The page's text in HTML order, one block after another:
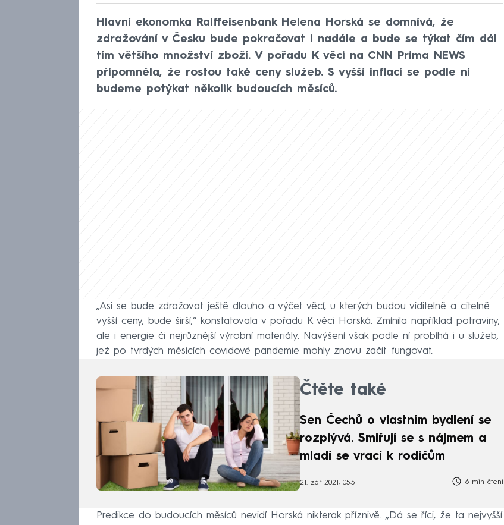
Hlavní ekonomka Raiffeisenbank Helena Horská se domnívá, že
zdražování v Česku bude pokračovat i nadále a bude se týkat čím dál
tím většího množství zboží. V pořadu K věci na CNN Prima NEWS
připomněla, že rostou také ceny služeb. S vyšší inflací se podle ní
budeme potýkat několik budoucích měsíců.
„Asi se bude zdražovat ještě dlouho a výčet věcí, u kterých budou viditelně a citelně
vyšší ceny, bude širší,“ konstatovala v pořadu K věci Horská. Zmínila například potraviny,
ale i energie či nejrůznější výrobní materiály. Navýšení však podle ní probíhá i u služeb,
jež po tvrdých měsících covidové pandemie mohly znovu začít fungovat.
Čtěte také
Sen Čechů o vlastním bydlení se
rozplývá. Smiřují se s nájmem a
mladí se vrací k rodičům
21. zář 2021, 05:51 6 min čtení
Predikce do budoucích měsíců nevidí Horská nikterak příznivě. „Dá se říci, že ta nejvyšší